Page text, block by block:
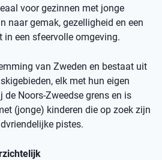
voor gezinnen met jonge
naar gemak, gezelligheid en een
een sfeervolle omgeving.
van Zweden en bestaat uit
elk met hun eigen
de Noors-Zweedse grens en is
(jonge) kinderen die op zoek zijn
pistes.